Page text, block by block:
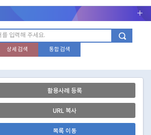
서브메뉴 열기
상세 검색
통합 검색
활용사례 등록
URL 복사
목록 이동